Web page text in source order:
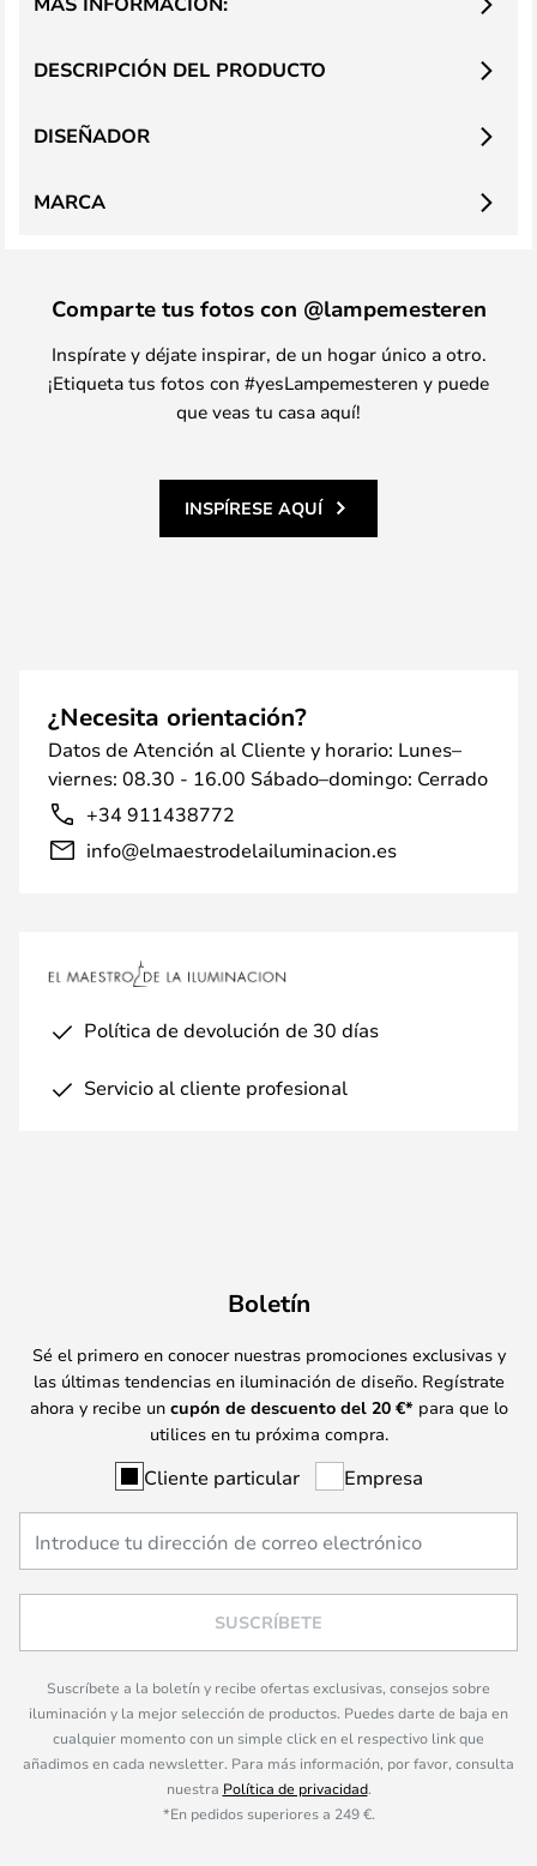
DESCRIPCIÓN DEL PRODUCTO
DISEÑADOR
MARCA
Comparte tus fotos con @lampemesteren
Inspírate y déjate inspirar, de un hogar único a otro.
¡Etiqueta tus fotos con #yesLampemesteren y puede
que veas tu casa aquí!
INSPÍRESE AQUÍ
¿Necesita orientación?
Datos de Atención al Cliente y horario: Lunes–
viernes: 08.30 - 16.00 Sábado–domingo: Cerrado
+34 911438772
info@elmaestrodelailuminacion.es
Política de devolución de 30 días
Servicio al cliente profesional
Boletín
Sé el primero en conocer nuestras promociones exclusivas y
las últimas tendencias en iluminación de diseño. Regístrate
ahora y recibe un cupón de descuento del 20 €* para que lo
utilices en tu próxima compra.
Cliente particular Empresa
SUSCRÍBETE
Suscríbete a la boletín y recibe ofertas exclusivas, consejos sobre
iluminación y la mejor selección de productos. Puedes darte de baja en
cualquier momento con un simple click en el respectivo link que
añadimos en cada newsletter. Para más información, por favor, consulta
nuestra Política de privacidad.
*En pedidos superiores a 249 €.